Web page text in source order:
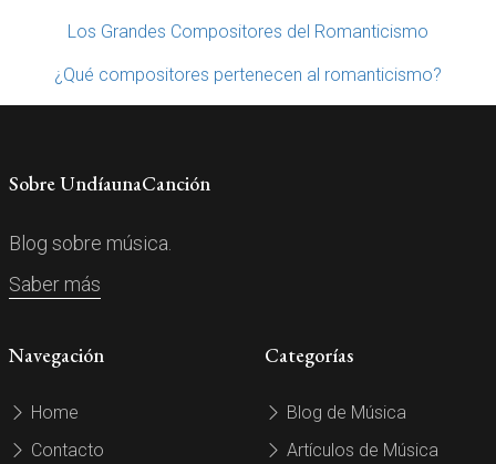
Los Grandes Compositores del Romanticismo
¿Qué compositores pertenecen al romanticismo?
Sobre UndíaunaCanción
Blog sobre música.
Saber más
Navegación
Home
Contacto
Categorías
Blog de Música
Artículos de Música